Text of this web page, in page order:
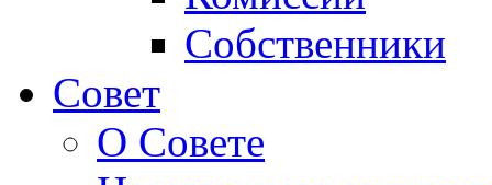
Собственники
Совет
О Совете